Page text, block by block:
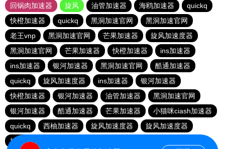
回锅肉加速器
旋风 油管加速器 海鸥加速器
quickq
快橙加速器
quickq 黑洞加速官网
黑洞加速官网
老王vnp
黑洞加速官网 芒果加速器
旋风加速度器
黑洞加速官网
芒果加速器 快橙加速器
ins加速器
ins加速器
银河加速器 黑洞加速官网
酷通加速器
quickq
旋风加速度器 ins加速器
银河加速器
快橙加速器
银河加速器 油管加速器
黑洞加速官网
银河加速器
酷通加速器 芒果加速器
小猫咪ciash加速器
quickq
西柚加速器 旋风加速度器
旋风加速度器
旋风加速度器